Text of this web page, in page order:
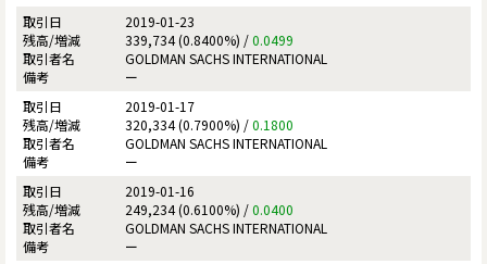
2019-01-23
339,734 (0.8400%) /0.0499
GOLDMAN SACHS INTERNATIONAL
ー
2019-01-17
320,334 (0.7900%) /0.1800
GOLDMAN SACHS INTERNATIONAL
ー
2019-01-16
249,234 (0.6100%) /0.0400
GOLDMAN SACHS INTERNATIONAL
ー